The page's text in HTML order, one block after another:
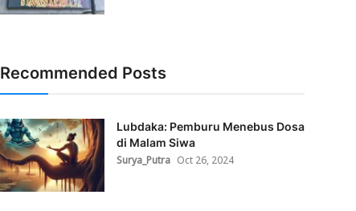
Recommended Posts
Lubdaka: Pemburu Menebus Dosa
di Malam Siwa
Surya_Putra Oct 26, 2024